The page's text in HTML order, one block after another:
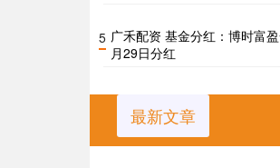
5 广禾配资 基金分红：博时富
月29日分红
最新文章